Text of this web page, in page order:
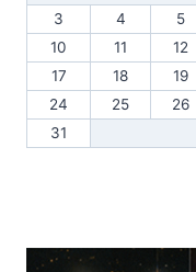
3
4 5
10
11 12
17
18 19
24
25 26
31